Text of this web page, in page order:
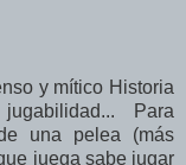
y mítico Historia
Para
una pelea (más
juega sabe jugar